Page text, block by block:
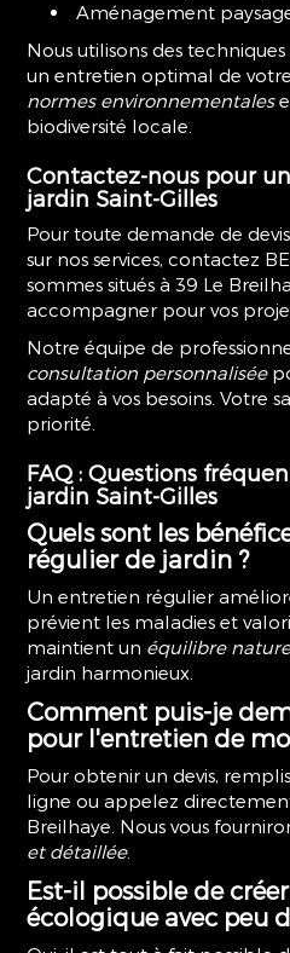
Aménagement
Nous utilisons des
un entretien optimal de
normes environnementales
biodiversité locale.
Contactez-nous pour
jardin Saint-Gilles
Pour toute demande de
sur nos services, contactez
sommes situés à 39 Le
accompagner pour vos
Notre équipe de
consultation personnalisée
adapté à vos besoins. Votre
priorité.
FAQ : Questions
jardin Saint-Gilles
Quels sont les
régulier de jardin ?
Un entretien régulier
prévient les maladies et
maintient un équilibre
jardin harmonieux.
Comment puis-je
pour l'entretien de
Pour obtenir un devis,
ligne ou appelez
Breilhaye. Nous vous
et détaillée.
Est-il possible de
écologique avec peu